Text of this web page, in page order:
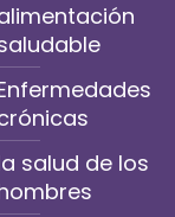
salud de los